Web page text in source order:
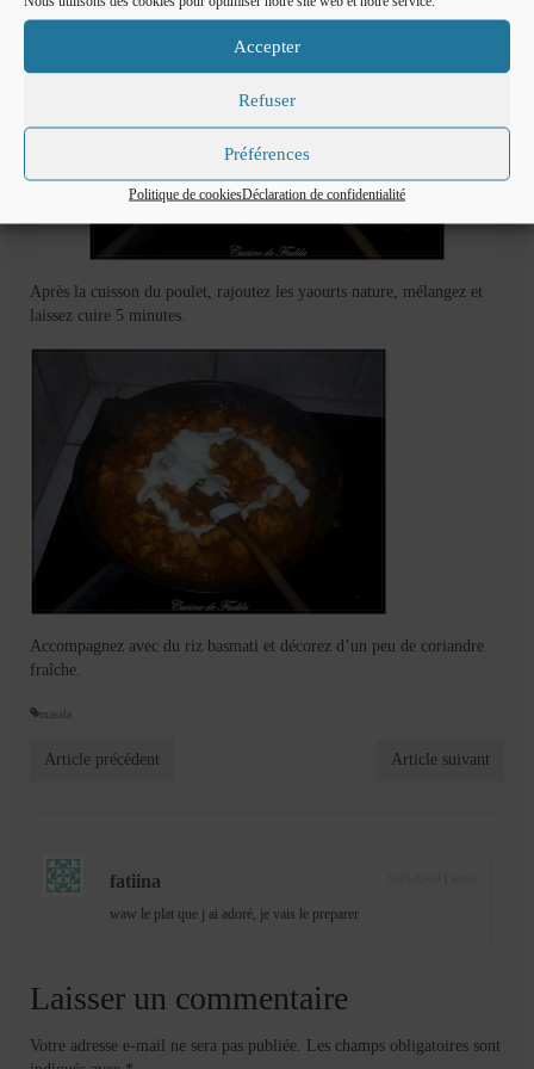
Accepter
Refuser
Préférences
Politique de cookiesDéclaration de confidentialité
Après la cuisson du poulet, rajoutez les yaourts nature, mélangez et
laissez cuire 5 minutes.
Accompagnez avec du riz basmati et décorez d’un peu de coriandre
fraîche.
masala
Article précédent Article suivant
fatiina
waw le plat que j ai adoré, je vais le preparer
Laisser un commentaire
Votre adresse e-mail ne sera pas publiée.
Les champs obligatoires sont